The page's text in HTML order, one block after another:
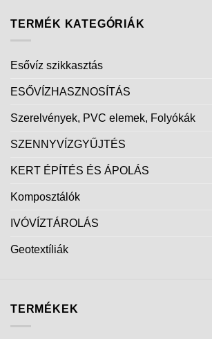
TERMÉK KATEGÓRIÁK
Esővíz szikkasztás
ESŐVÍZHASZNOSÍTÁS
Szerelvények, PVC elemek, Folyókák
SZENNYVÍZGYŰJTÉS
KERT ÉPÍTÉS ÉS ÁPOLÁS
Komposztálók
IVÓVÍZTÁROLÁS
Geotextíliák
TERMÉKEK